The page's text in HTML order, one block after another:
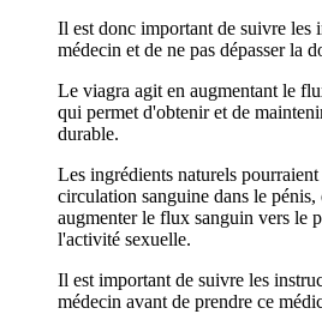
Il est donc important de suivre les
médecin et de ne pas dépasser la
Le viagra agit en augmentant le
qui permet d'obtenir et de
durable.
Les ingrédients naturels
circulation sanguine dans le pénis,
augmenter le flux sanguin vers le
l'activité sexuelle.
Il est important de suivre les
médecin avant de prendre ce